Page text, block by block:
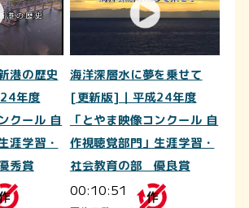
港の歴史
年度
クール 自
涯学習・
秀賞
海洋深層水に夢を乗せて
[更新版]｜平成24年度
「とやま映像コンクール 自
作視聴覚部門」生涯学習・
社会教育の部 優良賞
00:10:51